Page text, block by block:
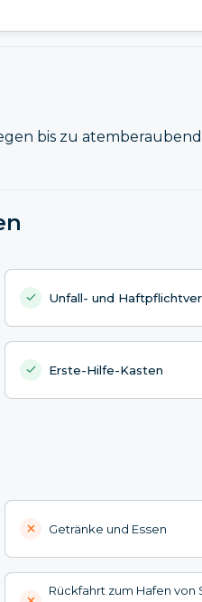
bis zu
Unfall- und
Erste-Hilfe-Kasten
Getränke und Essen
Rückfahrt zum Hafen von